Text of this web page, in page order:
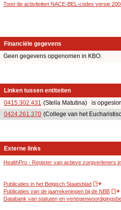
Toon de activiteiten NACE-BEL-codes versie
Financiële gegevens
Geen gegevens opgenomen in KBO.
Linken tussen entiteiten
0415.302.431 (Stella Matutina) is
0424.261.370 (College van het
Externe links
HealthPro - Register van actieve zorgverleners
Publicaties in het Belgisch Staatsblad
Publicaties van de jaarrekeningen bij de NBB
Databank van statuten en